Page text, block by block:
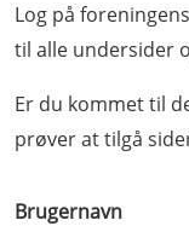
Log på
til alle undersider
Er du kommet til
prøver at tilgå
Brugernavn